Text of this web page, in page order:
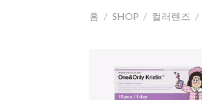
홈 / SHOP / 컬러렌즈 /